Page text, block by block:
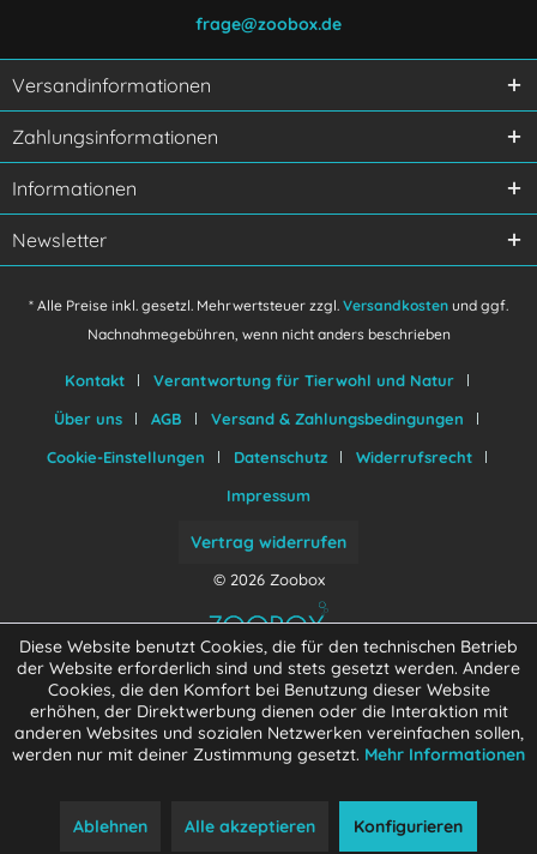
Ich habe die
verstanden und stimme zu.
Mit * gekennzeichnete Felder sind Pflichtfelder.
Senden
frage@zoobox.de
Versandinformationen
Zahlungsinformationen
Informationen
Newsletter
* Alle Preise inkl. gesetzl. Mehrwertsteuer zzgl. Versandkosten und ggf.
Nachnahmegebühren, wenn nicht anders beschrieben
Kontakt
Verantwortung für Tierwohl und Natur
Über uns
AGB
Versand & Zahlungsbedingungen
Cookie-Einstellungen
Datenschutz
Widerrufsrecht
Impressum
Vertrag widerrufen
© 2026 Zoobox
Diese Website benutzt Cookies, die für den technischen Betrieb
der Website erforderlich sind und stets gesetzt werden. Andere
Cookies, die den Komfort bei Benutzung dieser Website
erhöhen, der Direktwerbung dienen oder die Interaktion mit
anderen Websites und sozialen Netzwerken vereinfachen sollen,
werden nur mit deiner Zustimmung gesetzt. Mehr Informationen
Ablehnen Alle akzeptieren Konfigurieren